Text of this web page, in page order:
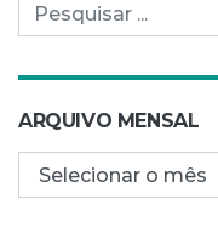
ARQUIVO MENSAL
Arquivo mensal